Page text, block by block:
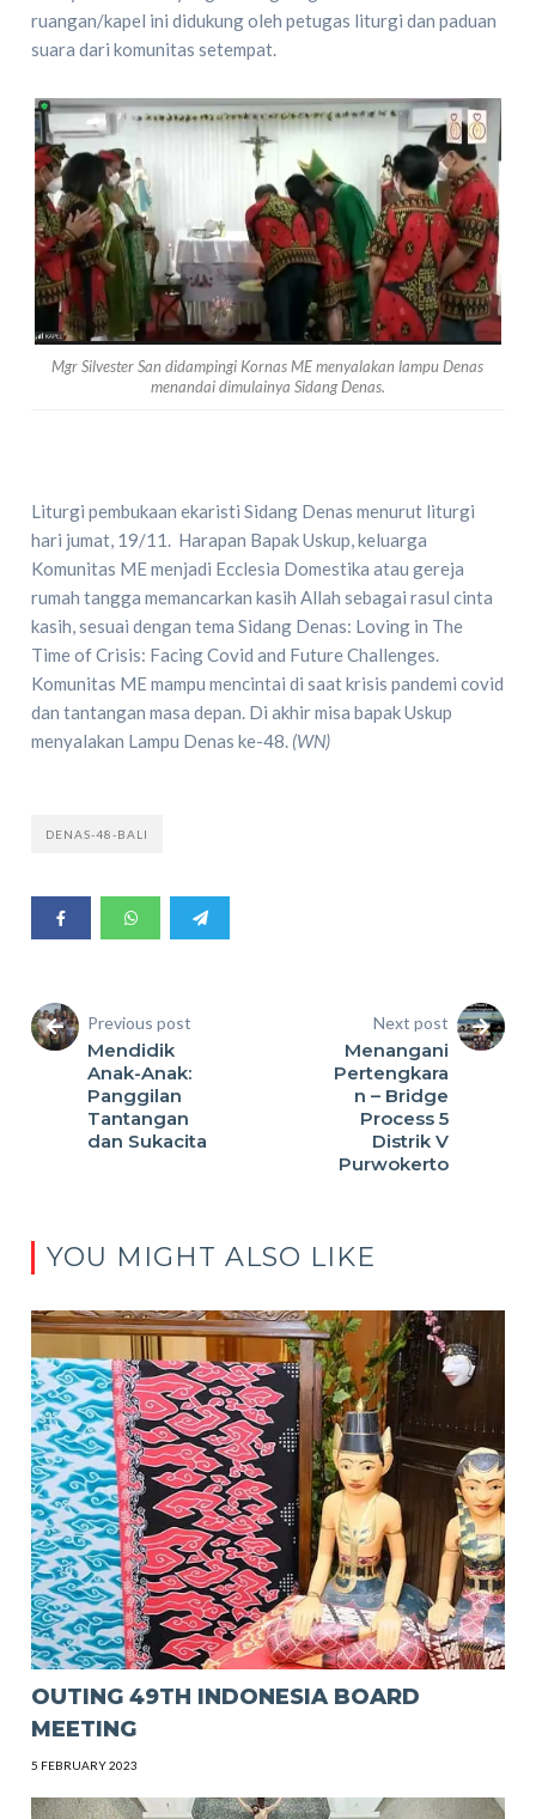
ruangan/kapel ini didukung oleh petugas liturgi dan paduan
suara dari komunitas setempat.
Mgr Silvester San didampingi Kornas ME menyalakan lampu Denas
menandai dimulainya Sidang Denas.
Liturgi pembukaan ekaristi Sidang Denas menurut liturgi
hari jumat, 19/11. Harapan Bapak Uskup, keluarga
Komunitas ME menjadi Ecclesia Domestika atau gereja
rumah tangga memancarkan kasih Allah sebagai rasul cinta
kasih, sesuai dengan tema Sidang Denas: Loving in The
Time of Crisis: Facing Covid and Future Challenges.
Komunitas ME mampu mencintai di saat krisis pandemi covid
dan tantangan masa depan. Di akhir misa bapak Uskup
menyalakan Lampu Denas ke-48. (WN)
DENAS-48-BALI
Previous post
Mendidik
Anak-Anak:
Panggilan
Tantangan
dan Sukacita
Next post
Menangani
Pertengkara
n – Bridge
Process 5
Distrik V
Purwokerto
YOU MIGHT ALSO LIKE
OUTING 49TH INDONESIA BOARD
MEETING
5 FEBRUARY 2023